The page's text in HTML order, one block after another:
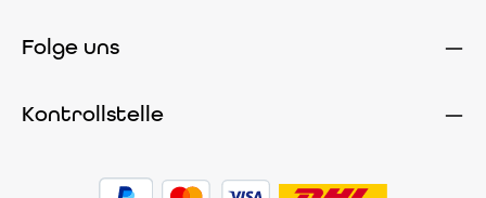
Folge uns
Kontrollstelle